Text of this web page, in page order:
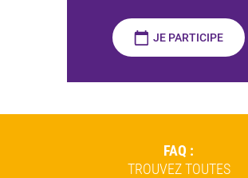
JE PARTICIPE
FAQ :
TROUVEZ TOUTES